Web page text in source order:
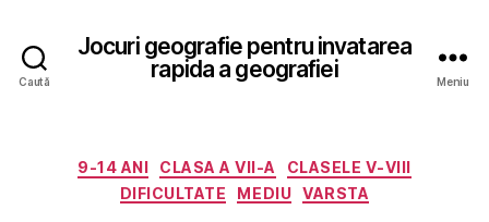
Caută
Jocuri geografie pentru invatarea
rapida a geografiei
Meniu
Categorii
9-14 ANI CLASA A VII-A
CLASELE V-VIII
DIFICULTATE
MEDIU VARSTA